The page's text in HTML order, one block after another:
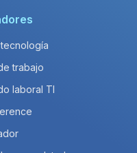
trabajo
laboral TI